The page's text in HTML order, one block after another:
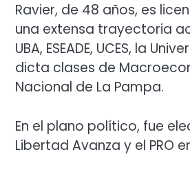
Ravier, de 48 años, es
una extensa trayectoria
UBA, ESEADE, UCES, la
dicta clases de
Nacional de La Pampa.
En el plano político, fue
Libertad Avanza y el PRO